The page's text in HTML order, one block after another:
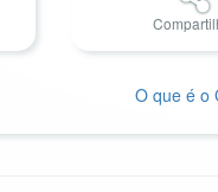
O que é o